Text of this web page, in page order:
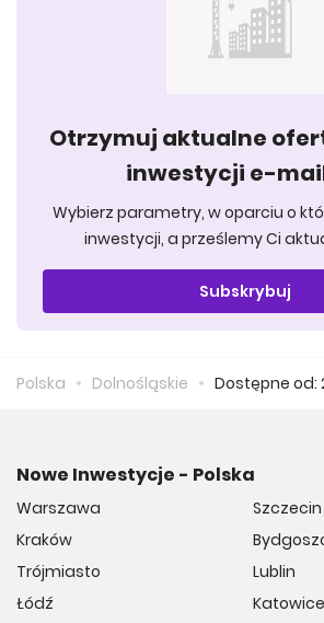
Otrzymuj aktualne
inwestycji e-
Wybierz parametry, w oparciu o
inwestycji, a prześlemy Ci
Subskrybuj
Polska Dolnośląskie Dostępne od:
Nowe Inwestycje - Polska
Warszawa
Kraków
Trójmiasto
Łódź
Szczecin
Lublin
Katowice